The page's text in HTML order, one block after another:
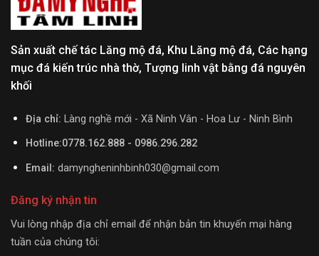
Sản xuất chế tác Lăng mộ đá, Khu Lăng mộ đá, Các hạng
mục đá kiến trúc nhà thờ, Tượng linh vật bằng đá nguyên
khối
Địa chỉ: Làng nghề mới - Xã Ninh Vân - Hoa Lư - Ninh Bình
Hotline:0778.162.888 - 0986.296.282
Email: damyngheninhbinh030@gmail.com
Đăng ký nhận tin
Vui lòng nhập địa chỉ email để nhận bản tin khuyến mại hàng
tuần của chúng tôi: